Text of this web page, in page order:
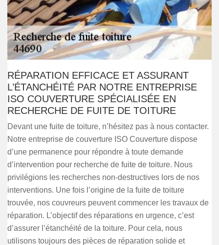
RÉPARATION EFFICACE ET ASSURANT
L’ÉTANCHÉITÉ PAR NOTRE ENTREPRISE
ISO COUVERTURE SPÉCIALISÉE EN
RECHERCHE DE FUITE DE TOITURE
Devant une fuite de toiture, n’hésitez pas à nous contacter.
Notre entreprise de couverture ISO Couverture dispose
d’une permanence pour répondre à toute demande
d’intervention pour recherche de fuite de toiture. Nous
privilégions les recherches non-destructives lors de nos
interventions. Une fois l’origine de la fuite de toiture
trouvée, nos couvreurs peuvent commencer les travaux de
réparation. L’objectif des réparations en urgence, c’est
d’assurer l’étanchéité de la toiture. Pour cela, nous
utilisons toujours des pièces de réparation solide et